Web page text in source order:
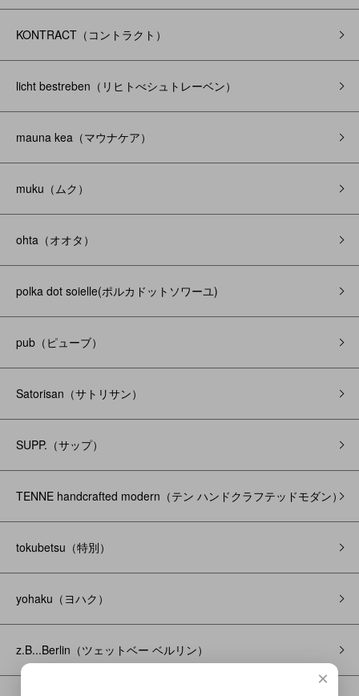
KONTRACT（コントラクト）
licht bestreben（リヒトべシュトレーベン）
mauna kea（マウナケア）
muku（ムク）
ohta（オオタ）
polka dot soielle(ポルカドットソワーユ)
pub（ピューブ）
Satorisan（サトリサン）
SUPP.（サップ）
TENNE handcrafted modern（テン ハンドクラフテッドモダン）
tokubetsu（特別）
yohaku（ヨハク）
z.B...Berlin（ツェットベー ベルリン）
×